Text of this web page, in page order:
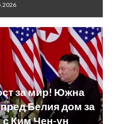
за мир! Южна
Белия дом за
Ким Чен-ун